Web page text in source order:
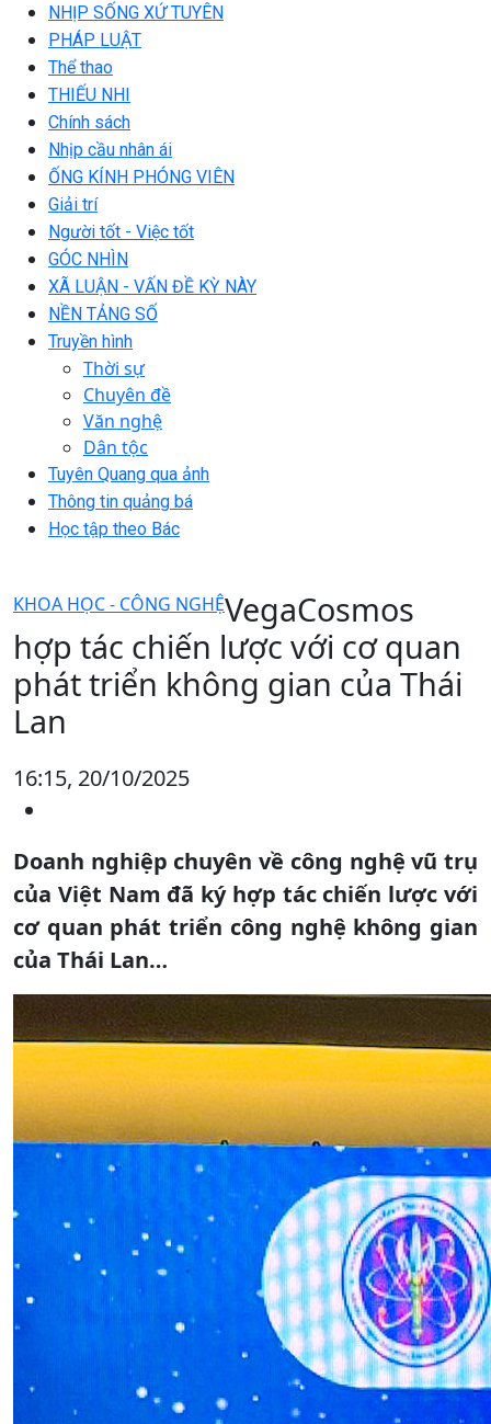
NHỊP SỐNG XỨ TUYÊN
PHÁP LUẬT
Thể thao
THIẾU NHI
Chính sách
Nhịp cầu nhân ái
ỐNG KÍNH PHÓNG VIÊN
Giải trí
Người tốt - Việc tốt
GÓC NHÌN
XÃ LUẬN - VẤN ĐỀ KỲ NÀY
NỀN TẢNG SỐ
Truyền hình
Thời sự
Chuyên đề
Văn nghệ
Dân tộc
Tuyên Quang qua ảnh
Thông tin quảng bá
Học tập theo Bác
KHOA HỌC - CÔNG NGHỆVegaCosmos
hợp tác chiến lược với cơ quan
phát triển không gian của Thái
Lan
16:15, 20/10/2025
Doanh nghiệp chuyên về công nghệ vũ trụ
của Việt Nam đã ký hợp tác chiến lược với
cơ quan phát triển công nghệ không gian
của Thái Lan…